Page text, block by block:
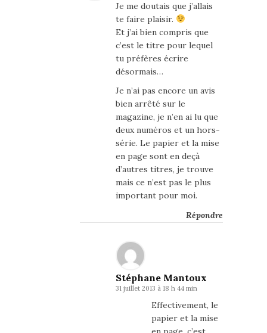
Je me doutais que j’allais
te faire plaisir.
Et j’ai bien compris que
c’est le titre pour lequel
tu préfères écrire
désormais…
Je n’ai pas encore un avis
bien arrêté sur le
magazine, je n’en ai lu que
deux numéros et un hors-
série. Le papier et la mise
en page sont en deçà
d’autres titres, je trouve
mais ce n’est pas le plus
important pour moi.
Répondre
Stéphane Mantoux
31 juillet 2013 à 18 h 44 min
Effectivement, le
papier et la mise